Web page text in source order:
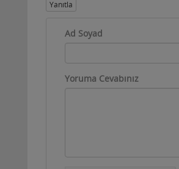
Yanıtla
Ad Soyad
Yoruma Cevabınız